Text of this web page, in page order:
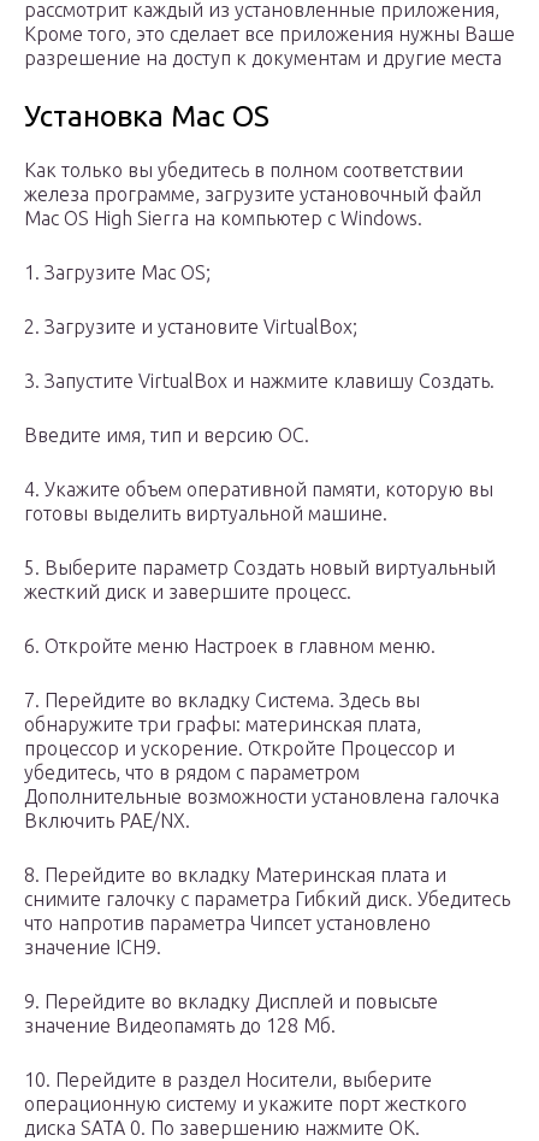
рассмотрит каждый из установленные приложения,
Кроме того, это сделает все приложения нужны Ваше
разрешение на доступ к документам и другие места
Установка Mac OS
Как только вы убедитесь в полном соответствии
железа программе, загрузите установочный файл
Mac OS High Sierra на компьютер с Windows.
1. Загрузите Mac OS;
2. Загрузите и установите VirtualBox;
3. Запустите VirtualBox и нажмите клавишу Создать.
Введите имя, тип и версию ОС.
4. Укажите объем оперативной памяти, которую вы
готовы выделить виртуальной машине.
5. Выберите параметр Создать новый виртуальный
жесткий диск и завершите процесс.
6. Откройте меню Настроек в главном меню.
7. Перейдите во вкладку Система. Здесь вы
обнаружите три графы: материнская плата,
процессор и ускорение. Откройте Процессор и
убедитесь, что в рядом с параметром
Дополнительные возможности установлена галочка
Включить PAE/NX.
8. Перейдите во вкладку Материнская плата и
снимите галочку с параметра Гибкий диск. Убедитесь
что напротив параметра Чипсет установлено
значение ICH9.
9. Перейдите во вкладку Дисплей и повысьте
значение Видеопамять до 128 Мб.
10. Перейдите в раздел Носители, выберите
операционную систему и укажите порт жесткого
диска SATA 0. По завершению нажмите ОК.